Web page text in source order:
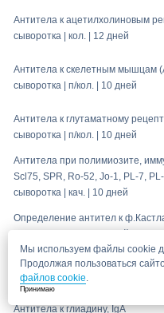
Антитела к ацетилхолиновым
сыворотка | кол. | 12 дней
Антитела к скелетным мышцам
сыворотка | п/кол. | 10 дней
Антитела к глутаматному
сыворотка | п/кол. | 10 дней
Антитела при полимиозите,
Scl75, SPR, Ro-52, Jo-1, PL-7,
сыворотка | кач. | 10 дней
Определение антител к
Антитела к гладким мышцам
сыворотка | кач. | 9 дней
Антитела к глиадину, IgA
Мы используем файлы cookie
Продолжая пользоваться
файлов cookie.
Принимаю